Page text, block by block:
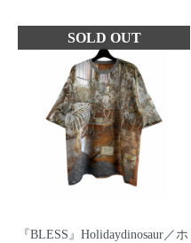
『BLESS』Holidaydinosaur／ホ